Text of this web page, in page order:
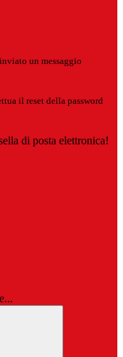
un messaggio
il reset della password
di posta elettronica!